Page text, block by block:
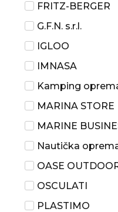
FRITZ-BERGER
G.F.N. s.r.l.
IGLOO
IMNASA
Kamping
MARINA STORE
MARINE
Nautička
OASE
OSCULATI
PLASTIMO